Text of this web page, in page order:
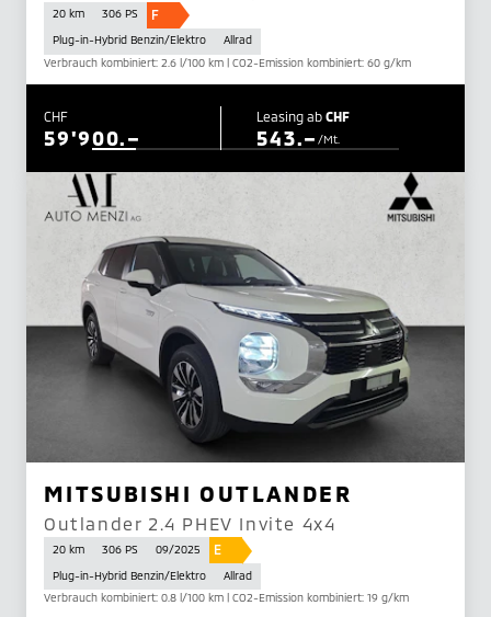
20 km 306 PS F
Plug-in-Hybrid Benzin/Elektro
Allrad
Verbrauch kombiniert: 2.6 l/100 km | CO2-Emission kombiniert: 60 g/km
CHF
59'900.–
Leasing abCHF
543.–/Mt.
MITSUBISHI OUTLANDER
Outlander 2.4 PHEV Invite 4x4
20 km 306 PS 09/2025 E
Plug-in-Hybrid Benzin/Elektro
Allrad
Verbrauch kombiniert: 0.8 l/100 km | CO2-Emission kombiniert: 19 g/km